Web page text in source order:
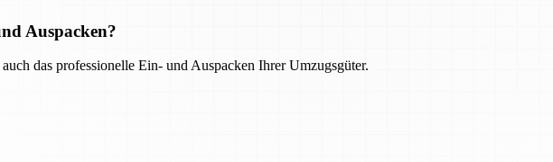
Auspacken?
das professionelle Ein- und Auspacken Ihrer Umzugsgüter.